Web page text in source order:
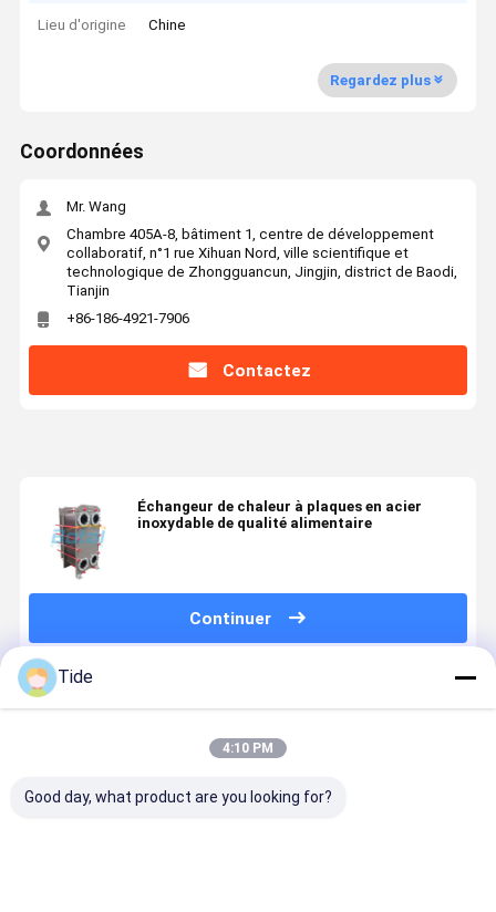
Lieu d'origine Chine
Regardez plus
Coordonnées
Mr. Wang
Chambre 405A-8, bâtiment 1, centre de développement
collaboratif, n°1 rue Xihuan Nord, ville scientifique et
technologique de Zhongguancun, Jingjin, district de Baodi,
Tianjin
+86-186-4921-7906
Contactez
Échangeur de chaleur à plaques en acier
inoxydable de qualité alimentaire
Continuer
Produits Recommandés
Tide
4:10 PM
Good day, what product are you looking for?